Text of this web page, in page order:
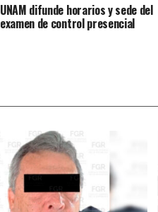
UNAM difunde horarios y sede del
examen de control presencial